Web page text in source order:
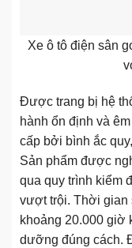
Xe ô tô điện sân
Được trang bị hệ
hành ổn định và
cấp bởi bình ắc
Sản phẩm được
qua quy trình kiểm
vượt trội. Thời gian
khoảng 20.000 giờ
dưỡng đúng cách.